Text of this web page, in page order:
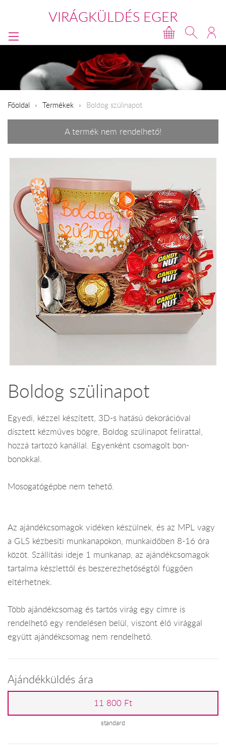
VIRÁGKÜLDÉS EGER
Főoldal Termékek Boldog szülinapot
A termék nem rendelhető!
Boldog szülinapot
Egyedi, kézzel készített, 3D-s hatású dekorációval
dísztett kézműves bögre, Boldog szülinapot felirattal,
hozzá tartozó kanállal. Egyenként csomagolt bon-
bonokkal.
Mosogatógépbe nem tehető.
Az ajándékcsomagok vidéken készülnek, és az MPL vagy
a GLS kézbesíti munkanapokon, munkaidőben 8-16 óra
közöt. Szállítási ideje 1 munkanap, az ajándékcsomagok
tartalma készlettől és beszerezhetőségtől függően
eltérhetnek.
Több ajándékcsomag és tartós virág egy címre is
rendelhető egy rendelésen belül, viszont élő virággal
együtt ajándékcsomag nem rendelhető.
Ajándékküldés ára
11 800 Ft
standard